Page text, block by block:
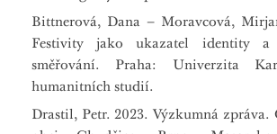
Bittnerová, Dana – Moravcová,
Festivity jako ukazatel identity a
směřování. Praha: Univerzita
humanitních studií.
Drastil, Petr. 2023. Výzkumná zpráva.